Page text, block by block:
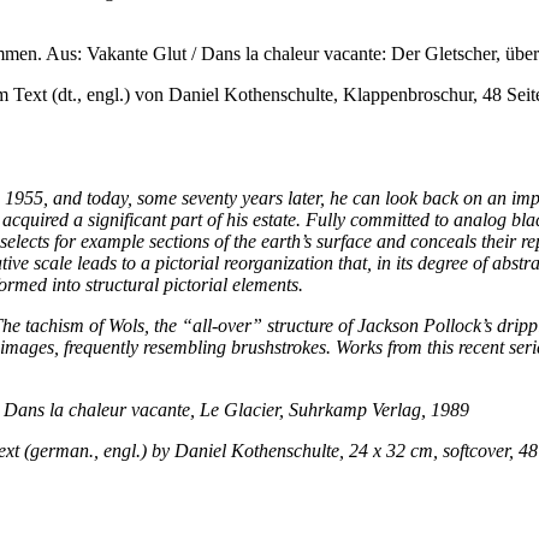
Aus: Vakante Glut / Dans la chaleur vacante: Der Gletscher,
(dt., engl.) von Daniel Kothenschulte, Klappenbroschur, 48
and today, some seventy years later, he can look back on an
a significant part of his estate. Fully committed to analog
for example sections of the earth’s surface and conceals their
scale leads to a pictorial reorganization that, in its degree of
into structural pictorial elements.
tachism of Wols, the “all-over” structure of Jackson Pollock’s
frequently resembling brushstrokes. Works from this recent
la chaleur vacante, Le Glacier, Suhrkamp Verlag, 1989
(german., engl.) by Daniel Kothenschulte, 24 x 32 cm, softcover,